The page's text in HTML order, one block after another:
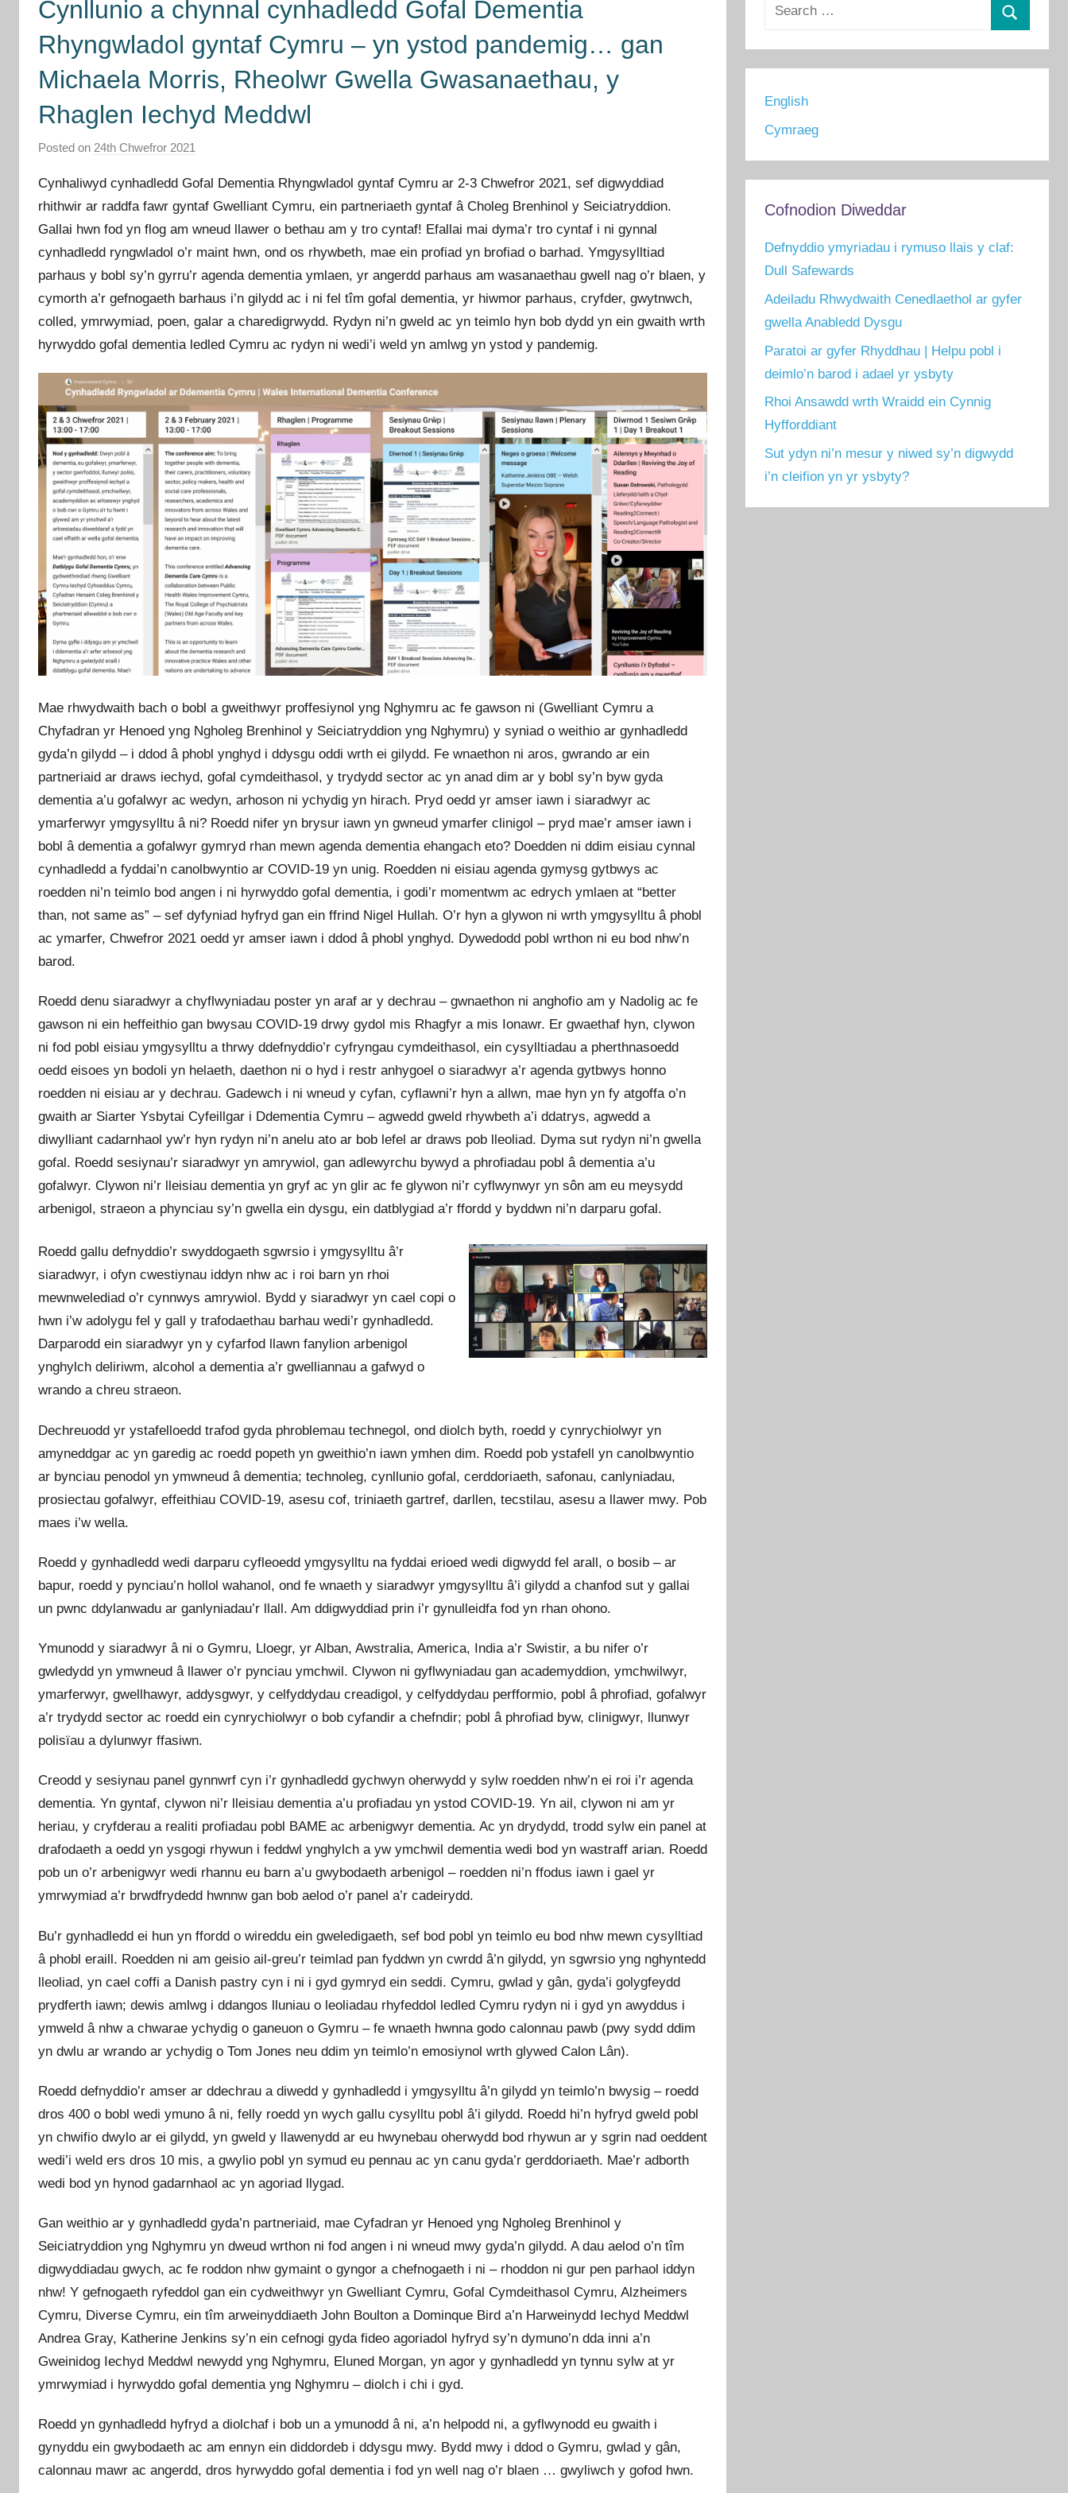
Cynllunio a chynnal cynhadledd Gofal Dementia
Rhyngwladol gyntaf Cymru – yn ystod pandemig… gan
Michaela Morris, Rheolwr Gwella Gwasanaethau, y
Rhaglen Iechyd Meddwl
Posted on 24th Chwefror 2021
I
m
p
r
o
v
m
n
t
C
y
m
r
u
Cynhaliwyd cynhadledd Gofal Dementia Rhyngwladol gyntaf Cymru ar 2-3 Chwefror 2021, sef digwyddiad
rhithwir ar raddfa fawr gyntaf Gwelliant Cymru, ein partneriaeth gyntaf â Choleg Brenhinol y Seiciatryddion.
Gallai hwn fod yn flog am wneud llawer o bethau am y tro cyntaf! Efallai mai dyma’r tro cyntaf i ni gynnal
cynhadledd ryngwladol o’r maint hwn, ond os rhywbeth, mae ein profiad yn brofiad o barhad. Ymgysylltiad
parhaus y bobl sy’n gyrru’r agenda dementia ymlaen, yr angerdd parhaus am wasanaethau gwell nag o’r blaen, y
cymorth a’r gefnogaeth barhaus i’n gilydd ac i ni fel tîm gofal dementia, yr hiwmor parhaus, cryfder, gwytnwch,
colled, ymrwymiad, poen, galar a charedigrwydd. Rydyn ni’n gweld ac yn teimlo hyn bob dydd yn ein gwaith wrth
hyrwyddo gofal dementia ledled Cymru ac rydyn ni wedi’i weld yn amlwg yn ystod y pandemig.
Mae rhwydwaith bach o bobl a gweithwyr proffesiynol yng Nghymru ac fe gawson ni (Gwelliant Cymru a
Chyfadran yr Henoed yng Ngholeg Brenhinol y Seiciatryddion yng Nghymru) y syniad o weithio ar gynhadledd
gyda’n gilydd – i ddod â phobl ynghyd i ddysgu oddi wrth ei gilydd. Fe wnaethon ni aros, gwrando ar ein
partneriaid ar draws iechyd, gofal cymdeithasol, y trydydd sector ac yn anad dim ar y bobl sy’n byw gyda
dementia a’u gofalwyr ac wedyn, arhoson ni ychydig yn hirach. Pryd oedd yr amser iawn i siaradwyr ac
ymarferwyr ymgysylltu â ni? Roedd nifer yn brysur iawn yn gwneud ymarfer clinigol – pryd mae’r amser iawn i
bobl â dementia a gofalwyr gymryd rhan mewn agenda dementia ehangach eto? Doedden ni ddim eisiau cynnal
cynhadledd a fyddai’n canolbwyntio ar COVID-19 yn unig. Roedden ni eisiau agenda gymysg gytbwys ac
roedden ni’n teimlo bod angen i ni hyrwyddo gofal dementia, i godi’r momentwm ac edrych ymlaen at “better
than, not same as” – sef dyfyniad hyfryd gan ein ffrind Nigel Hullah. O’r hyn a glywon ni wrth ymgysylltu â phobl
ac ymarfer, Chwefror 2021 oedd yr amser iawn i ddod â phobl ynghyd. Dywedodd pobl wrthon ni eu bod nhw’n
barod.
Roedd denu siaradwyr a chyflwyniadau poster yn araf ar y dechrau – gwnaethon ni anghofio am y Nadolig ac fe
gawson ni ein heffeithio gan bwysau COVID-19 drwy gydol mis Rhagfyr a mis Ionawr. Er gwaethaf hyn, clywon
ni fod pobl eisiau ymgysylltu a thrwy ddefnyddio’r cyfryngau cymdeithasol, ein cysylltiadau a pherthnasoedd
oedd eisoes yn bodoli yn helaeth, daethon ni o hyd i restr anhygoel o siaradwyr a’r agenda gytbwys honno
roedden ni eisiau ar y dechrau. Gadewch i ni wneud y cyfan, cyflawni’r hyn a allwn, mae hyn yn fy atgoffa o’n
gwaith ar Siarter Ysbytai Cyfeillgar i Ddementia Cymru – agwedd gweld rhywbeth a’i ddatrys, agwedd a
diwylliant cadarnhaol yw’r hyn rydyn ni’n anelu ato ar bob lefel ar draws pob lleoliad. Dyma sut rydyn ni’n gwella
gofal. Roedd sesiynau’r siaradwyr yn amrywiol, gan adlewyrchu bywyd a phrofiadau pobl â dementia a’u
gofalwyr. Clywon ni’r lleisiau dementia yn gryf ac yn glir ac fe glywon ni’r cyflwynwyr yn sôn am eu meysydd
arbenigol, straeon a phynciau sy’n gwella ein dysgu, ein datblygiad a’r ffordd y byddwn ni’n darparu gofal.
Roedd gallu defnyddio’r swyddogaeth sgwrsio i ymgysylltu â’r
siaradwyr, i ofyn cwestiynau iddyn nhw ac i roi barn yn rhoi
mewnwelediad o’r cynnwys amrywiol. Bydd y siaradwyr yn cael copi o
hwn i’w adolygu fel y gall y trafodaethau barhau wedi’r gynhadledd.
Darparodd ein siaradwyr yn y cyfarfod llawn fanylion arbenigol
ynghylch deliriwm, alcohol a dementia a’r gwelliannau a gafwyd o
wrando a chreu straeon.
Dechreuodd yr ystafelloedd trafod gyda phroblemau technegol, ond diolch byth, roedd y cynrychiolwyr yn
amyneddgar ac yn garedig ac roedd popeth yn gweithio’n iawn ymhen dim. Roedd pob ystafell yn canolbwyntio
ar bynciau penodol yn ymwneud â dementia; technoleg, cynllunio gofal, cerddoriaeth, safonau, canlyniadau,
prosiectau gofalwyr, effeithiau COVID-19, asesu cof, triniaeth gartref, darllen, tecstilau, asesu a llawer mwy. Pob
maes i’w wella.
Roedd y gynhadledd wedi darparu cyfleoedd ymgysylltu na fyddai erioed wedi digwydd fel arall, o bosib – ar
bapur, roedd y pynciau’n hollol wahanol, ond fe wnaeth y siaradwyr ymgysylltu â’i gilydd a chanfod sut y gallai
un pwnc ddylanwadu ar ganlyniadau’r llall. Am ddigwyddiad prin i’r gynulleidfa fod yn rhan ohono.
Ymunodd y siaradwyr â ni o Gymru, Lloegr, yr Alban, Awstralia, America, India a’r Swistir, a bu nifer o’r
gwledydd yn ymwneud â llawer o’r pynciau ymchwil. Clywon ni gyflwyniadau gan academyddion, ymchwilwyr,
ymarferwyr, gwellhawyr, addysgwyr, y celfyddydau creadigol, y celfyddydau perfformio, pobl â phrofiad, gofalwyr
a’r trydydd sector ac roedd ein cynrychiolwyr o bob cyfandir a chefndir; pobl â phrofiad byw, clinigwyr, llunwyr
polisïau a dylunwyr ffasiwn.
Creodd y sesiynau panel gynnwrf cyn i’r gynhadledd gychwyn oherwydd y sylw roedden nhw’n ei roi i’r agenda
dementia. Yn gyntaf, clywon ni’r lleisiau dementia a’u profiadau yn ystod COVID-19. Yn ail, clywon ni am yr
heriau, y cryfderau a realiti profiadau pobl BAME ac arbenigwyr dementia. Ac yn drydydd, trodd sylw ein panel at
drafodaeth a oedd yn ysgogi rhywun i feddwl ynghylch a yw ymchwil dementia wedi bod yn wastraff arian. Roedd
pob un o’r arbenigwyr wedi rhannu eu barn a’u gwybodaeth arbenigol – roedden ni’n ffodus iawn i gael yr
ymrwymiad a’r brwdfrydedd hwnnw gan bob aelod o’r panel a’r cadeirydd.
Bu’r gynhadledd ei hun yn ffordd o wireddu ein gweledigaeth, sef bod pobl yn teimlo eu bod nhw mewn cysylltiad
â phobl eraill. Roedden ni am geisio ail-greu’r teimlad pan fyddwn yn cwrdd â’n gilydd, yn sgwrsio yng nghyntedd
lleoliad, yn cael coffi a Danish pastry cyn i ni i gyd gymryd ein seddi. Cymru, gwlad y gân, gyda’i golygfeydd
prydferth iawn; dewis amlwg i ddangos lluniau o leoliadau rhyfeddol ledled Cymru rydyn ni i gyd yn awyddus i
ymweld â nhw a chwarae ychydig o ganeuon o Gymru – fe wnaeth hwnna godo calonnau pawb (pwy sydd ddim
yn dwlu ar wrando ar ychydig o Tom Jones neu ddim yn teimlo’n emosiynol wrth glywed Calon Lân).
Roedd defnyddio’r amser ar ddechrau a diwedd y gynhadledd i ymgysylltu â’n gilydd yn teimlo’n bwysig – roedd
dros 400 o bobl wedi ymuno â ni, felly roedd yn wych gallu cysylltu pobl â’i gilydd. Roedd hi’n hyfryd gweld pobl
yn chwifio dwylo ar ei gilydd, yn gweld y llawenydd ar eu hwynebau oherwydd bod rhywun ar y sgrin nad oeddent
wedi’i weld ers dros 10 mis, a gwylio pobl yn symud eu pennau ac yn canu gyda’r gerddoriaeth. Mae’r adborth
wedi bod yn hynod gadarnhaol ac yn agoriad llygad.
Gan weithio ar y gynhadledd gyda’n partneriaid, mae Cyfadran yr Henoed yng Ngholeg Brenhinol y
Seiciatryddion yng Nghymru yn dweud wrthon ni fod angen i ni wneud mwy gyda’n gilydd. A dau aelod o’n tîm
digwyddiadau gwych, ac fe roddon nhw gymaint o gyngor a chefnogaeth i ni – rhoddon ni gur pen parhaol iddyn
nhw! Y gefnogaeth ryfeddol gan ein cydweithwyr yn Gwelliant Cymru, Gofal Cymdeithasol Cymru, Alzheimers
Cymru, Diverse Cymru, ein tîm arweinyddiaeth John Boulton a Dominque Bird a’n Harweinydd Iechyd Meddwl
Andrea Gray, Katherine Jenkins sy’n ein cefnogi gyda fideo agoriadol hyfryd sy’n dymuno’n dda inni a’n
Gweinidog Iechyd Meddwl newydd yng Nghymru, Eluned Morgan, yn agor y gynhadledd yn tynnu sylw at yr
ymrwymiad i hyrwyddo gofal dementia yng Nghymru – diolch i chi i gyd.
Roedd yn gynhadledd hyfryd a diolchaf i bob un a ymunodd â ni, a’n helpodd ni, a gyflwynodd eu gwaith i
gynyddu ein gwybodaeth ac am ennyn ein diddordeb i ddysgu mwy. Bydd mwy i ddod o Gymru, gwlad y gân,
calonnau mawr ac angerdd, dros hyrwyddo gofal dementia i fod yn well nag o’r blaen … gwyliwch y gofod hwn.
English
Cymraeg
Cofnodion Diweddar
Defnyddio ymyriadau i rymuso llais y claf:
Dull Safewards
Adeiladu Rhwydwaith Cenedlaethol ar gyfer
gwella Anabledd Dysgu
Paratoi ar gyfer Rhyddhau | Helpu pobl i
deimlo’n barod i adael yr ysbyty
Rhoi Ansawdd wrth Wraidd ein Cynnig
Hyfforddiant
Sut ydyn ni’n mesur y niwed sy’n digwydd
i’n cleifion yn yr ysbyty?